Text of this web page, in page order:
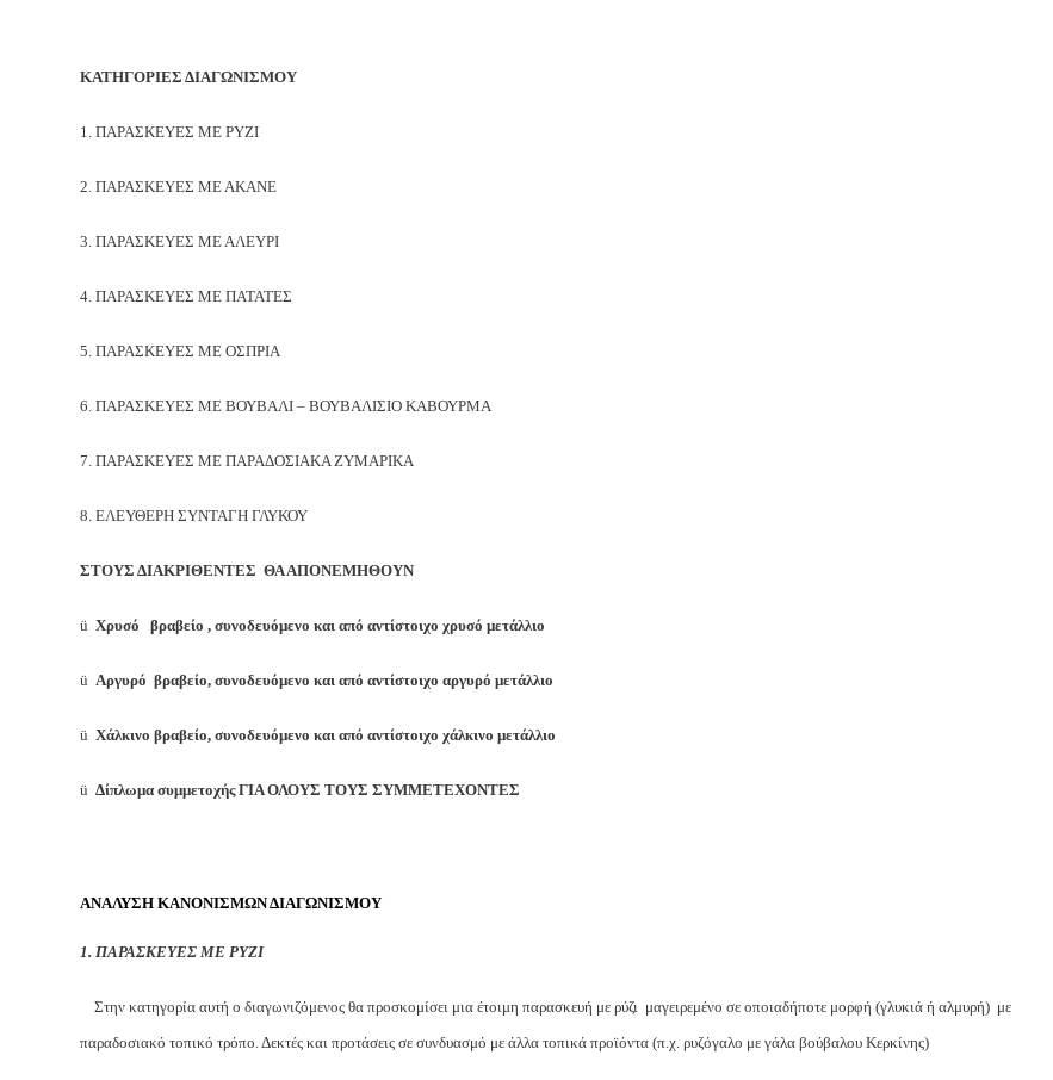
ΚΑΤΗΓΟΡΙΕΣ ΔΙΑΓΩΝΙΣΜΟΥ
1. ΠΑΡΑΣΚΕΥΕΣ ΜΕ ΡΥΖΙ
2. ΠΑΡΑΣΚΕΥΕΣ ΜΕ ΑΚΑΝΕ
3. ΠΑΡΑΣΚΕΥΕΣ ΜΕ ΑΛΕΥΡΙ
4. ΠΑΡΑΣΚΕΥΕΣ ΜΕ ΠΑΤΑΤΕΣ
5. ΠΑΡΑΣΚΕΥΕΣ ΜΕ ΟΣΠΡΙΑ
6. ΠΑΡΑΣΚΕΥΕΣ ΜΕ ΒΟΥΒΑΛΙ – ΒΟΥΒΑΛΙΣΙΟ ΚΑΒΟΥΡΜΑ
7. ΠΑΡΑΣΚΕΥΕΣ ΜE ΠΑΡΑΔΟΣΙΑΚΑ ΖΥΜΑΡΙΚΑ
8. ΕΛΕΥΘΕΡΗ ΣΥΝΤΑΓΗ ΓΛΥΚΟΥ
ΣΤΟΥΣ ΔΙΑΚΡΙΘΕΝΤΕΣ ΘΑ ΑΠΟΝΕΜΗΘΟΥΝ
ü Χρυσό βραβείο , συνοδευόμενο και από αντίστοιχο χρυσό μετάλλιο
ü Αργυρό βραβείο, συνοδευόμενο και από αντίστοιχο αργυρό μετάλλιο
ü Χάλκινο βραβείο, συνοδευόμενο και από αντίστοιχο χάλκινο μετάλλιο
ü Δίπλωμα συμμετοχής ΓΙΑ ΟΛΟΥΣ ΤΟΥΣ ΣΥΜΜΕΤΕΧΟΝΤΕΣ
ΑΝΑΛΥΣΗ ΚΑΝΟΝΙΣΜΩΝ ΔΙΑΓΩΝΙΣΜΟΥ
1. ΠΑΡΑΣΚΕΥΕΣ ΜΕ ΡΥΖΙ
Στην κατηγορία αυτή ο διαγωνιζόμενος θα προσκομίσει μια έτοιμη παρασκευή με ρύζι μαγειρεμένο σε οποιαδήποτε μορφή (γλυκιά ή αλμυρή) με
παραδοσιακό τοπικό τρόπο. Δεκτές και προτάσεις σε συνδυασμό με άλλα τοπικά προϊόντα (π.χ. ρυζόγαλο με γάλα βούβαλου Κερκίνης)